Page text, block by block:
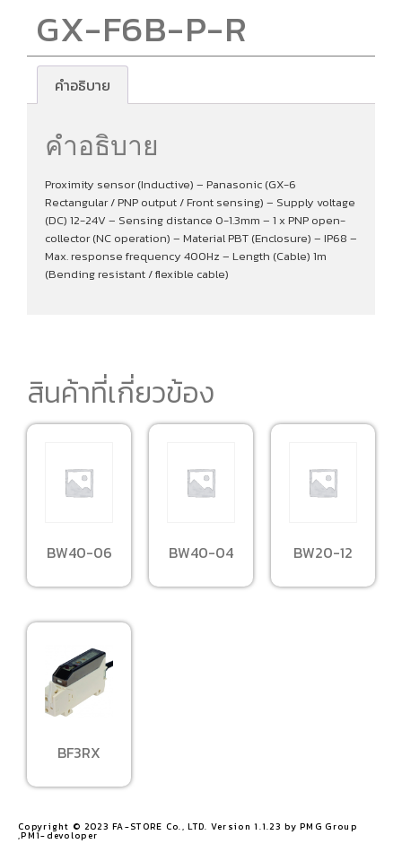
GX-F6B-P-R
คำอธิบาย
คำอธิบาย
Proximity sensor (Inductive) – Panasonic (GX-6
Rectangular / PNP output / Front sensing) – Supply voltage
(DC) 12-24V – Sensing distance 0-1.3mm – 1 x PNP open-
collector (NC operation) – Material PBT (Enclosure) – IP68 –
Max. response frequency 400Hz – Length (Cable) 1m
(Bending resistant / flexible cable)
สินค้าที่เกี่ยวข้อง
BW40-06 BW40-04 BW20-12
BF3RX
Copyright © 2023 FA-STORE Co., LTD. Version 1.1.23 by PMG Group
,PM1-devoloper​